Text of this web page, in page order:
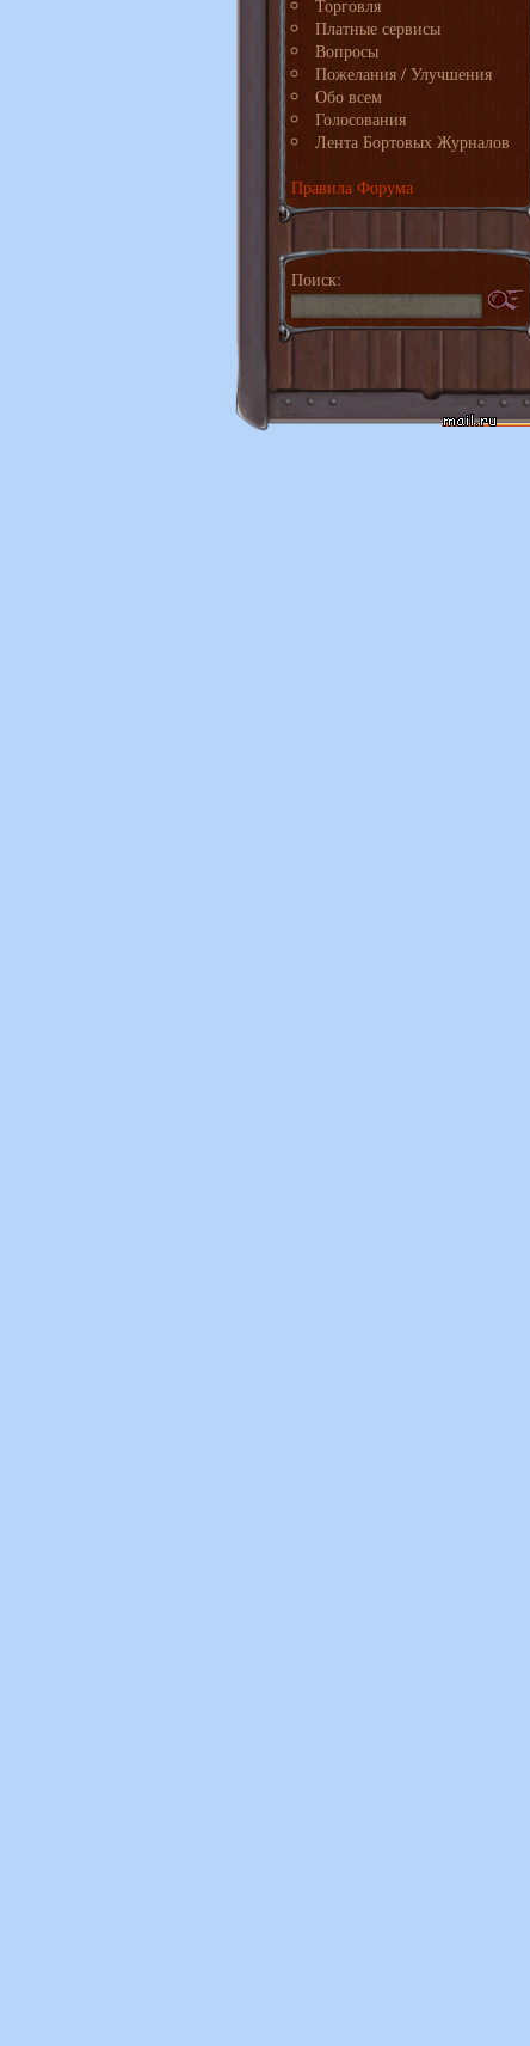
Торговля
Платные сервисы
Вопросы
Пожелания / Улучшения
Обо всем
Голосования
Лента Бортовых Журналов
Правила Форума
Поиск: